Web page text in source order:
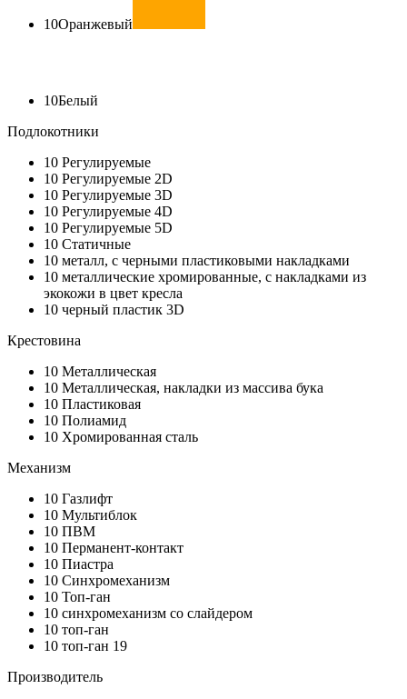
10Оранжевый
10Белый
Подлокотники
10 Регулируемые
10 Регулируемые 2D
10 Регулируемые 3D
10 Регулируемые 4D
10 Регулируемые 5D
10 Статичные
10 металл, с черными пластиковыми накладками
10 металлические хромированные, с накладками из
экокожи в цвет кресла
10 черный пластик 3D
Крестовина
10 Металлическая
10 Металлическая, накладки из массива бука
10 Пластиковая
10 Полиамид
10 Хромированная сталь
Механизм
10 Газлифт
10 Мультиблок
10 ПВМ
10 Перманент-контакт
10 Пиастра
10 Синхромеханизм
10 Топ-ган
10 синхромеханизм со слайдером
10 топ-ган
10 топ-ган 19
Производитель